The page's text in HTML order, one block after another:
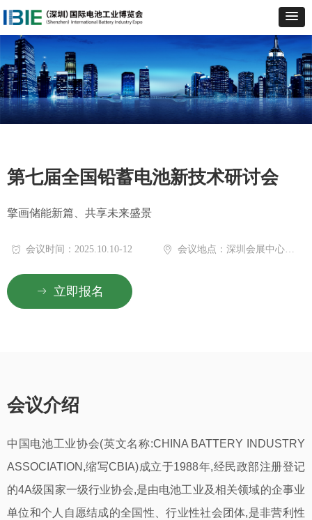
擎画储能新篇、共享未来盛景
第七届全国铅蓄电池新技术研讨会
ꀵ 会议时间：2025.10.10-12 ꀷ 会议地点：深圳会展中心（福田）
ꁹ 立即报名
会议介绍
中国电池工业协会(英文名称:CHINA BATTERY INDUSTRY
ASSOCIATION,缩写CBIA)成立于1988年,经民政部注册登记
的4A级国家一级行业协会,是由电池工业及相关领域的企事业
单位和个人自愿结成的全国性、行业性社会团体,是非营利性